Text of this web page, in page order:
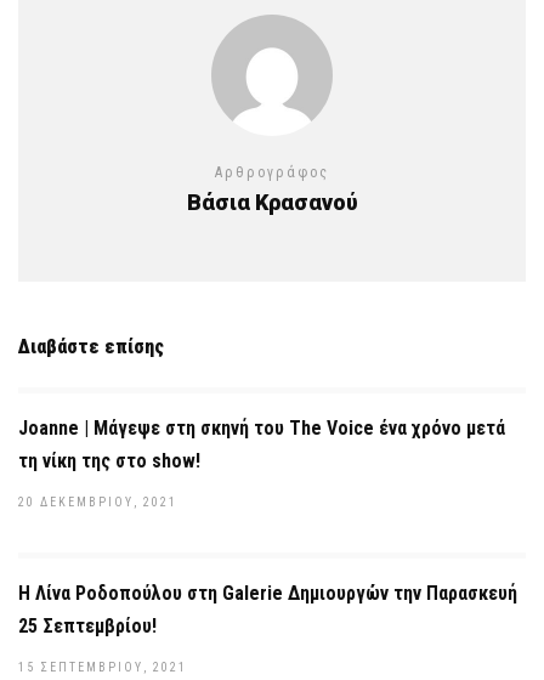
Αρθρογράφος
Βάσια Κρασανού
Διαβάστε επίσης
Joanne | Μάγεψε στη σκηνή του The Voice ένα χρόνο μετά
τη νίκη της στο show!
20 ΔΕΚΕΜΒΡΊΟΥ, 2021
Η Λίνα Ροδοπούλου στη Galerie Δημιουργών την Παρασκευή
25 Σεπτεμβρίου!
15 ΣΕΠΤΕΜΒΡΊΟΥ, 2021